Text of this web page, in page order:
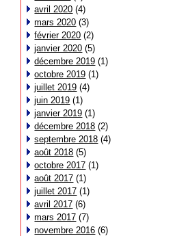
avril 2020 (4)
mars 2020 (3)
février 2020 (2)
janvier 2020 (5)
décembre 2019 (1)
octobre 2019 (1)
juillet 2019 (4)
juin 2019 (1)
janvier 2019 (1)
décembre 2018 (2)
septembre 2018 (4)
août 2018 (5)
octobre 2017 (1)
août 2017 (1)
juillet 2017 (1)
avril 2017 (6)
mars 2017 (7)
novembre 2016 (6)